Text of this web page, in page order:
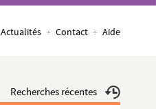
Actualités Contact Aide
Recherches récentes